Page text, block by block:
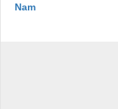
Nam